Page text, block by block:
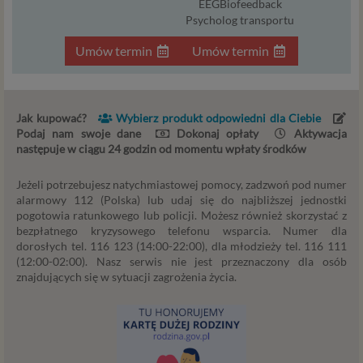
Umów termin
EEGBiofeedback
Psycholog transportu
Umów termin
Jak kupować?
Wybierz produkt odpowiedni dla Ciebie
Podaj nam swoje dane
Dokonaj opłaty
Aktywacja
następuje w ciągu 24 godzin od momentu wpłaty środków
Jeżeli potrzebujesz natychmiastowej pomocy, zadzwoń pod numer
alarmowy 112 (Polska) lub udaj się do najbliższej jednostki
pogotowia ratunkowego lub policji. Możesz również skorzystać z
bezpłatnego kryzysowego telefonu wsparcia. Numer dla
dorosłych tel. 116 123 (14:00-22:00), dla młodzieży tel. 116 111
(12:00-02:00). Nasz serwis nie jest przeznaczony dla osób
znajdujących się w sytuacji zagrożenia życia.
przekazanie danych nie zwalnia przekazującego z
odpowiedzialności za ich przetwarzanie. Dane mogą być
też przekazywane organom publicznym, o ile upoważniają
ich do tego obowiązujące przepisy i przedstawią
Cookies
Na naszych stronach internetowych i w aplikacjach
podobnych służących do zbierania i przetwarzania danych
osobowych oraz danych eksploatacyjnych w celu
personalizowania udostępnianych treści i reklam oraz
analizowania ruchu na naszych stronach. W ten sposób
technologię tę wykorzystują również nasi Zaufani
Partnerzy. Cookies to dane informatyczne zapisywane w
końcowym (tj. Twój komputer, tablet, smartphone itp.),
które przeglądarka wysyła do serwera przy
każdorazowym wejściu na stronę z tego urządzenia,